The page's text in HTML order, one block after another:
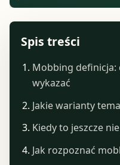
Spis treści
Mobbing definicja:
wykazać
Jakie warianty
Kiedy to jeszcze
Jak rozpoznać